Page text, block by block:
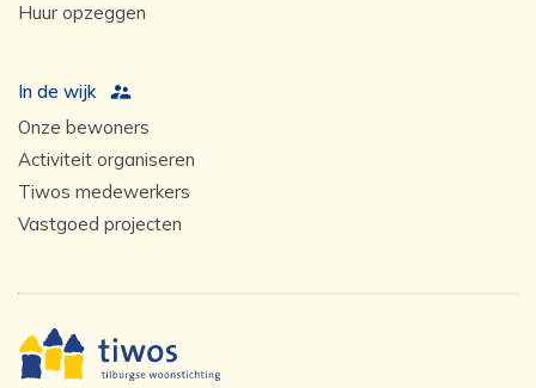
Huur opzeggen
In de wijk
Onze bewoners
Activiteit organiseren
Tiwos medewerkers
Vastgoed projecten